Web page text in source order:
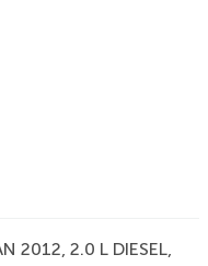
2012, 2.0 L DIESEL,